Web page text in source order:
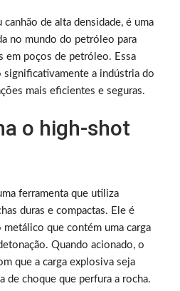
de alta densidade, é uma
no mundo do petróleo para
em poços de petróleo. Essa
a indústria do
mais eficientes e seguras.
o high-shot
ferramenta que utiliza
duras e compactas. Ele é
que contém uma carga
Quando acionado, o
que a carga explosiva seja
de choque que perfura a rocha.